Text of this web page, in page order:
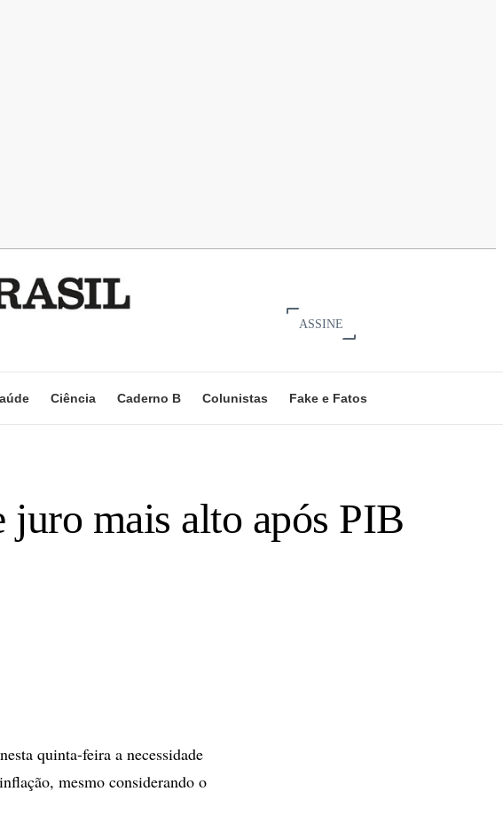
ASSINE
Ciência Caderno B Colunistas Fake e Fatos
juro mais alto após PIB
quinta-feira a necessidade
mesmo considerando o